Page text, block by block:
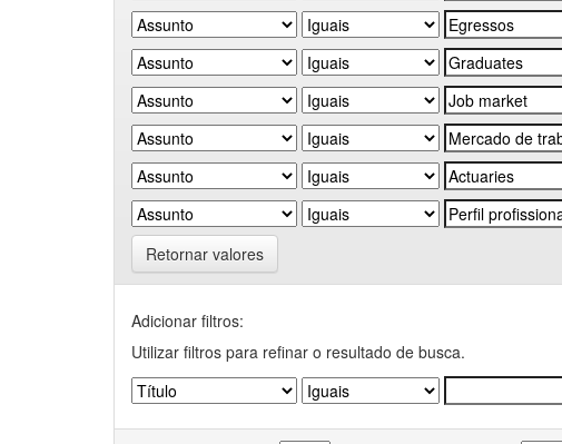
Retornar valores
Adicionar filtros:
Utilizar filtros para refinar o resultado de busca.